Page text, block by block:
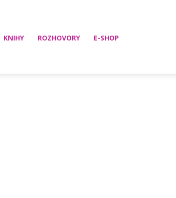
KNIHY ROZHOVORY E-SHOP